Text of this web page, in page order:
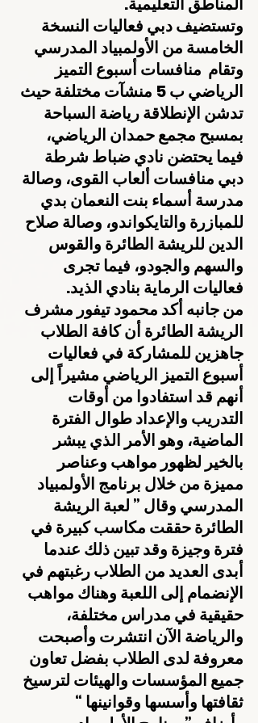
وتستضيف دبي فعاليات النسخة
الخامسة من الأولمبياد المدرسي
وتقام  منافسات أسبوع التميز
الرياضي ب 5 منشآت مختلفة حيث
تدشن الإنطلاقة رياضة السباحة
بمسبح مجمع حمدان الرياضي،
فيما يحتضن نادي ضباط شرطة
دبي منافسات ألعاب القوى، وصالة
مدرسة أسماء بنت النعمان بدي
للمبازرة والتايكواندو، وصالة صلاح
الدين للريشة الطائرة والقوس
والسهم والجودو، فيما تجرى
فعاليات الرماية بنادي الذيد.
من جانبه أكد محمود تيفور مشرف
الريشة الطائرة أن كافة الطلاب
جاهزين للمشاركة في فعاليات
أسبوع التميز الرياضي مشيراً إلى
أنهم قد استفادوا من أوقات
التدريب والإعداد طوال الفترة
الماضية، وهو الأمر الذي يبشر
بالخير لظهور مواهب وعناصر
مميزة من خلال برنامج الأولمبياد
المدرسي وقال ” لعبة الريشة
الطائرة حققت مكاسب كبيرة في
فترة وجيزة وقد تبين ذلك عندما
أبدى العديد من الطلاب رغبتهم في
الإنضمام إلى اللعبة وهناك مواهب
حقيقية في مدراس مختلفة،
والرياضة الآن انتشرت وأصبحت
معروفة لدى الطلاب بفضل تعاون
جميع المؤسسات والهيئات لترسيخ
ثقافتها وأسسها وقوانينها “